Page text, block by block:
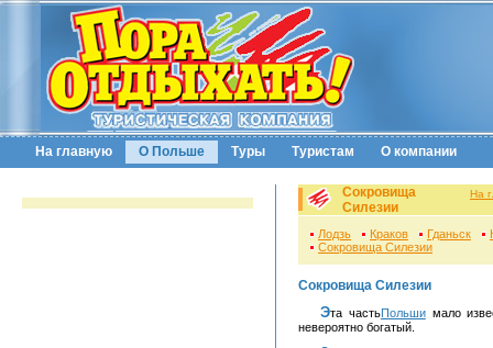
На главную О Польше Туры Туристам О компании
Сокровища
Силезии
На
Лодзь Краков Гданьск
Сокровища Силезии
Сокровища Силезии
Эта частьПольшимало
невероятно богатый.